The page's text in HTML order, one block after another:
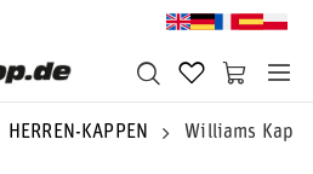
HERREN-KAPPEN Williams